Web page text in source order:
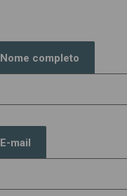
Nome completo
E-mail